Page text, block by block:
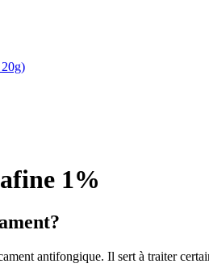
1%
antifongique. Il sert à traiter